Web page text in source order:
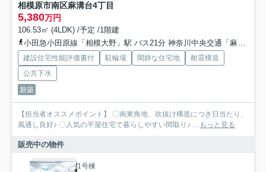
相模原市南区麻溝台4丁目
5,380万円
106.53㎡ (4LDK) /予定 /1階建
小田急小田原線「相模大野」駅 バス21分 神奈川中央交通「麻溝台中学校入口」 停歩2分
建設住宅性能評価書付 駐輪場 閑静な住宅地
耐震構造
公共下水
新築
【担当者オススメポイント】 〇南東角地、吹抜け構造につき日当たり、
風通し良好♪ 〇人気の平屋住宅で暮らしやすい間取り♪ ... もっと見る
販売中の物件
1号棟